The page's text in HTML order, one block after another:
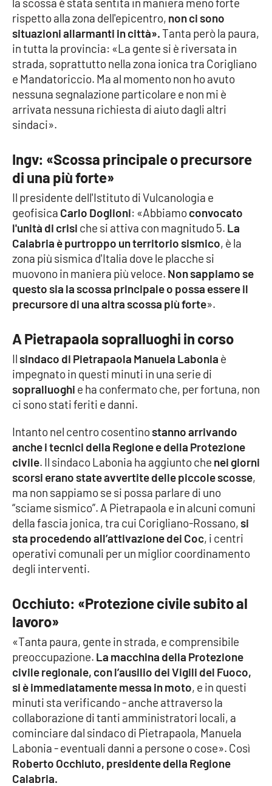
SPECIALI
Buona Sanità Calabria
LA
CALABRIAVISIONE
Destinazioni
Food
Storie
LAC
NETWORK
Lacplay.it
Lactv.it
Laconair.it
Lacitymag.it
Lacapitalenews.it
Ilreggino.it
Cosenzachannel.it
Ilvibonese.it
Catanzarochannel.it
APP
Android
Apple
rispetto alla zona dell'epicentro, non ci sono
situazioni allarmanti in città».Tanta però la paura,
in tutta la provincia: «La gente si è riversata in
strada, soprattutto nella zona ionica tra Corigliano
e Mandatoriccio. Ma al momento non ho avuto
nessuna segnalazione particolare e non mi è
arrivata nessuna richiesta di aiuto dagli altri
sindaci».
Ingv: «Scossa principale o precursore
di una più forte»
Il presidente dell'Istituto di Vulcanologia e
geofisica Carlo Doglioni: «Abbiamoconvocato
l'unità di crisi che si attiva con magnitudo 5. La
Calabria è purtroppo un territorio sismico, è la
zona più sismica d'Italia dove le placche si
muovono in maniera più veloce. Non sappiamo se
questo sia la scossa principale o possa essere il
precursore di una altra scossa più forte».
A Pietrapaola sopralluoghi in corso
Ilsindaco di Pietrapaola Manuela Labonia è
impegnato in questi minuti in una serie di
sopralluoghi e ha confermato che, per fortuna, non
ci sono stati feriti e danni.
Intanto nel centro cosentinostanno arrivando
anche i tecnici della Regione e della Protezione
civile. Il sindaco Labonia ha aggiunto che nei giorni
scorsi erano state avvertite delle piccole scosse,
ma non sappiamo se si possa parlare di uno
“sciame sismico”. A Pietrapaola e in alcuni comuni
della fascia jonica, tra cui Corigliano-Rossano,si
sta procedendo all’attivazione dei Coc, i centri
operativi comunali per un miglior coordinamento
degli interventi.
Occhiuto: «Protezione civile subito al
lavoro»
«Tanta paura, gente in strada, e comprensibile
preoccupazione. La macchina della Protezione
civile regionale, con l’ausilio dei Vigili del Fuoco,
si è immediatamente messa in moto, e in questi
minuti sta verificando - anche attraverso la
collaborazione di tanti amministratori locali, a
cominciare dal sindaco di Pietrapaola, Manuela
Labonia - eventuali danni a persone o cose». Così
Roberto Occhiuto, presidente della Regione
Calabria.